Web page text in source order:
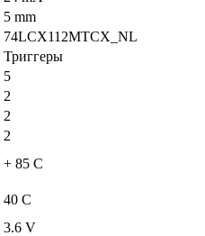
5 mm
74LCX112MTCX_NL
Триггеры
5
2
2
2
+ 85 C
40 C
3.6 V